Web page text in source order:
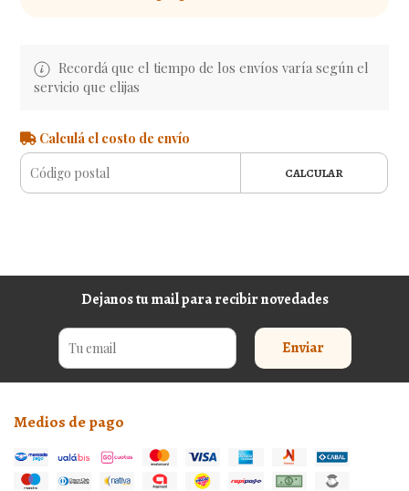
Recordá que el tiempo de los envíos varía según el
servicio que elijas
Calculá el costo de envío
CALCULAR
Dejanos tu mail para recibir novedades
Enviar
Medios de pago